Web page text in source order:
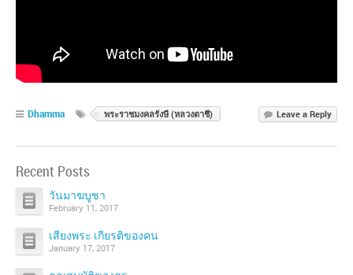
Dhamma พระราชมงคลรังษี (หลวงตาชี) Leave a Reply
Recent Posts
วันมาฆบูชา
February 11, 2017
เสียงพระ เกียรติของคน
January 17, 2017